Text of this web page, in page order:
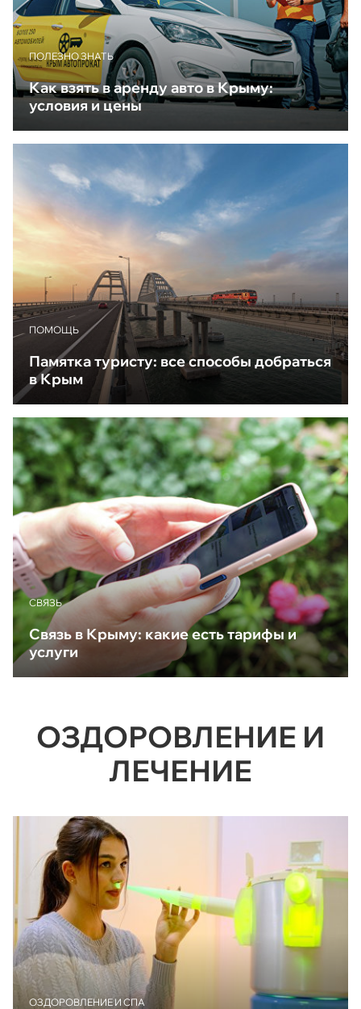
ПОЛЕЗНО ЗНАТЬ
Как взять в аренду авто в Крыму:
условия и цены
ПОМОЩЬ
Памятка туристу: все способы добраться
в Крым
CВЯЗЬ
Связь в Крыму: какие есть тарифы и
услуги
ОЗДОРОВЛЕНИЕ И
ЛЕЧЕНИЕ
ОЗДОРОВЛЕНИЕ И СПА